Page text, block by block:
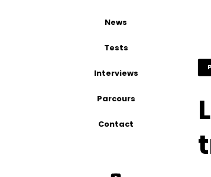
News
Tests
Interviews
Parcours
Contact